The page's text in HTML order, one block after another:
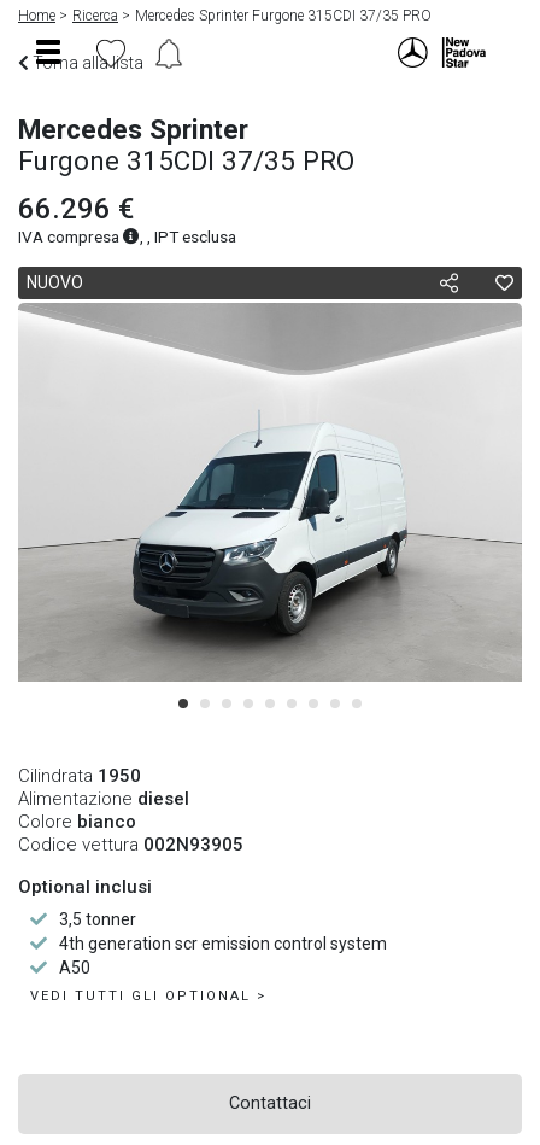
Home Ricerca Mercedes Sprinter Furgone 315CDI 37/35 PRO
Torna alla lista
Mercedes Sprinter
Furgone 315CDI 37/35 PRO
66.296 €
IVA compresa , , IPT esclusa
NUOVO
Cilindrata 1950
Alimentazione diesel
Colore bianco
Codice vettura 002N93905
Optional inclusi
3,5 tonner
4th generation scr emission control system
A50
VEDI TUTTI GLI OPTIONAL >
Contattaci